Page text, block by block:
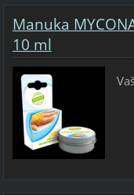
Manuka
10 ml